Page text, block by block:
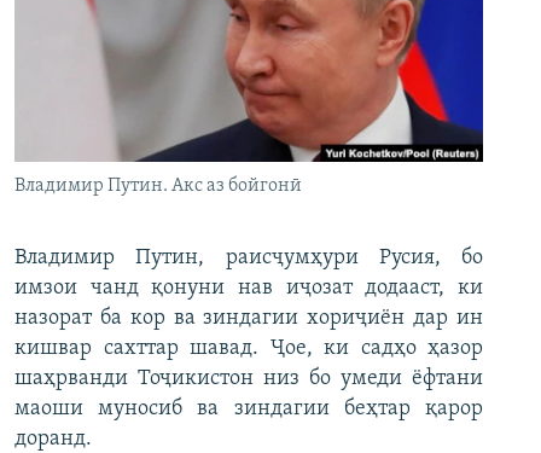
Владимир Путин. Акс аз бойгонӣ
Владимир Путин, раисҷумҳури Русия, бо
имзои чанд қонуни нав иҷозат додааст, ки
назорат ба кор ва зиндагии хориҷиён дар ин
кишвар сахттар шавад. Ҷое, ки садҳо ҳазор
шаҳрванди Тоҷикистон низ бо умеди ёфтани
маоши муносиб ва зиндагии беҳтар қарор
доранд.